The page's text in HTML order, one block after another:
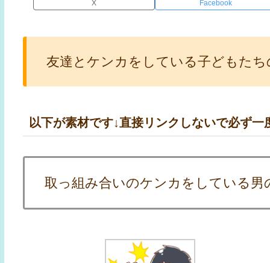
X Facebook
友達とケンカをしている子どもた
以下が素材です↓直接リンクしないで必ず
取っ組み合いのケンカをしている男